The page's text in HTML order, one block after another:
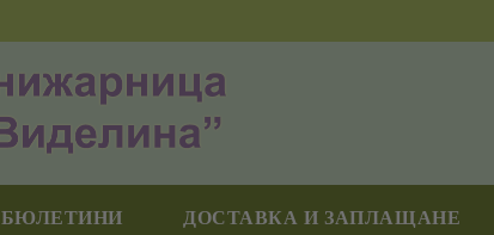
БЮЛЕТИНИ ДОСТАВКА И ЗАПЛАЩАНЕ